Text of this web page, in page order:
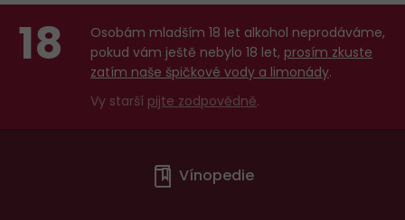
18
Osobám mladším 18 let alkohol neprodáváme,
pokud vám ještě nebylo 18 let, prosím zkuste
zatím naše špičkové vody a limonády.
Vy starší pijte zodpovědně.
Vínopedie